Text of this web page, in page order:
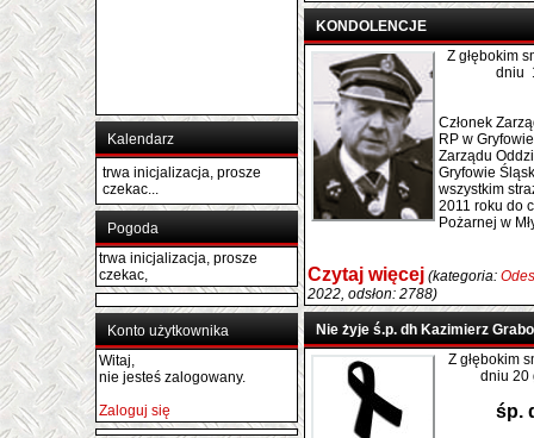
Kalendarz
trwa inicjalizacja, prosze
czekac...
Pogoda
trwa inicjalizacja, prosze
czekac,
Konto użytkownika
Witaj,
nie jesteś zalogowany.
Zaloguj się
KONDOLENCJE
Z głębokim
dniu
Członek
RP w
Zarządu
Gryfowie
wszystkim
2011 roku do
Pożarnej w
Czytaj więcej (kategoria:
2022, odsłon: 2788)
Nie żyje ś.p. dh Kazimierz
Z głębokim
dniu 20
śp.